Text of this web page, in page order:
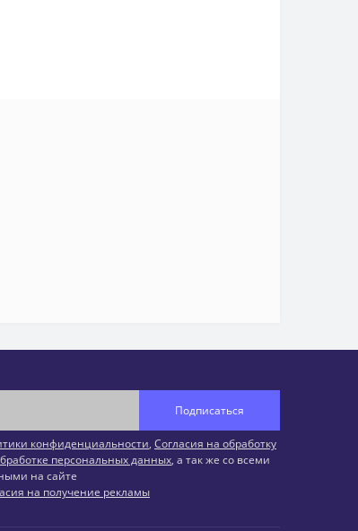
Подписаться
конфиденциальности, Согласия на обработку
персональных данных, а так же со всеми
на сайте
на получение рекламы